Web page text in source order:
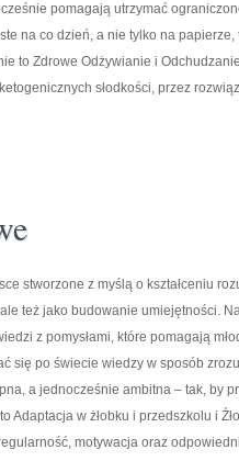
pomagają utrzymać
na co dzień, a nie tylko na
to Zdrowe Odżywianie i
słodkości, przez
stworzone z myślą o kształceniu
też jako budowanie umiejętności.
z pomysłami, które pomagają
się po świecie wiedzy w sposób
a jednocześnie ambitna – tak, by
Adaptacja w żłobku i przedszkolu i
motywacja oraz